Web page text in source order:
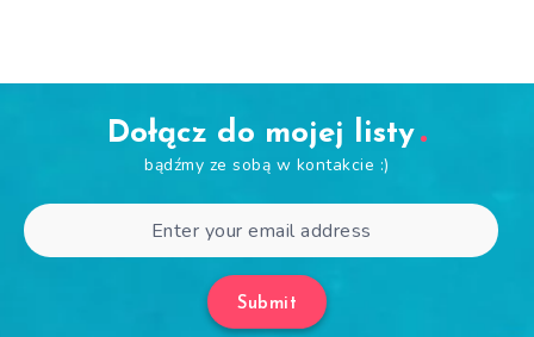
Dołącz do mojej listy
bądźmy ze sobą w kontakcie :)
Submit